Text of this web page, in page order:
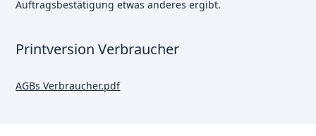
Auftragsbestätigung etwas anderes ergibt.
Printversion Verbraucher
AGBs Verbraucher.pdf